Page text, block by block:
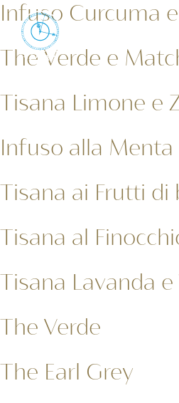
Infuso Curcuma
The Verde e
Tisana Limone e
Infuso alla Menta
Tisana ai Frutti di
Tisana al
Tisana Lavanda e
The Verde
The Earl Grey